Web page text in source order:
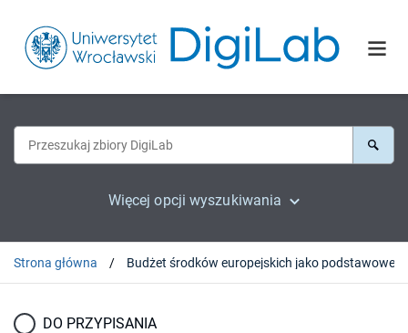
Więcej opcji wyszukiwania
Strona główna
DO PRZYPISANIA